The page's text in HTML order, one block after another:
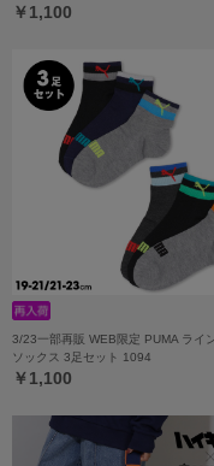
￥1,100
3/23一部再販 WEB限定 PUMA ライ
ソックス 3足セット 1094
￥1,100